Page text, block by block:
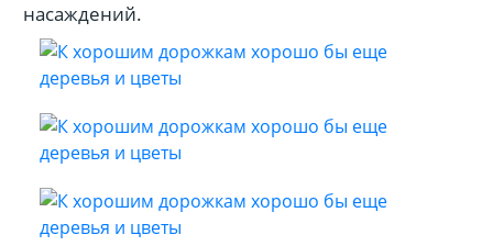
насаждений.